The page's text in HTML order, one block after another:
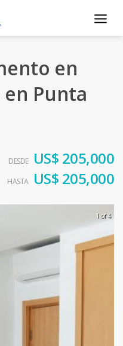
en
en Punta
DESDE US$ 205,000
HASTA US$ 205,000
1 of 4